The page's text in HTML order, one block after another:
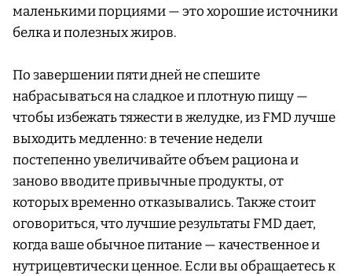
маленькими порциями — это хорошие источники
белка и полезных жиров.
По завершении пяти дней не спешите
набрасываться на сладкое и плотную пищу —
чтобы избежать тяжести в желудке, из FMD лучше
выходить медленно: в течение недели
постепенно увеличивайте объем рациона и
заново вводите привычные продукты, от
которых временно отказывались. Также стоит
оговориться, что лучшие результаты FMD дает,
когда ваше обычное питание — качественное и
нутрицевтически ценное. Если вы обращаетесь к